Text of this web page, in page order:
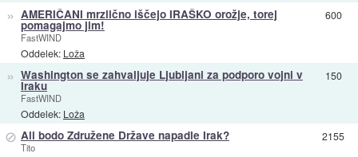
» AMERIČANI mrzlično iščejo IRAŠKO orožje, torej
pomagajmo jim!
FastWIND
Oddelek: Loža
600
» Washington se zahvaljuje Ljubljani za podporo vojni v
Iraku
FastWIND
Oddelek: Loža
150
⊘ Ali bodo Združene Države napadle Irak?
Tito
2155